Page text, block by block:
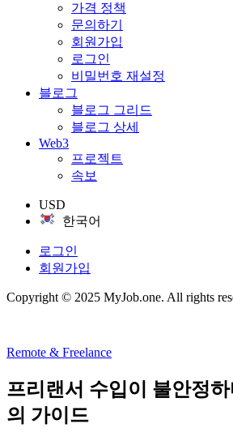
가격 정책
문의하기
회원가입
로그인
비밀번호 재설정
블로그
블로그 그리드
블로그 상세
Web3
프로젝트
속보
USD
한국어
로그인
회원가입
Copyright © 2025 MyJob.one. All rights
Remote & Freelance
프리랜서 수입이 불안정
의 가이드